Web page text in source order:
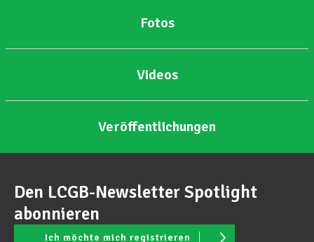
Fotos
Videos
Veröffentlichungen
Den LCGB-Newsletter Spotlight
abonnieren
Ich möchte mich registrieren